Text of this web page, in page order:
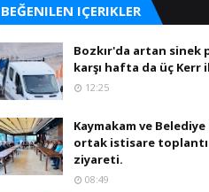
BEĞENILEN IÇERIKLER
Bozkır'da artan sinek
karşı hafta da üç Kerr
12:25
Kaymakam ve
ortak istisare
ziyareti.
08:49